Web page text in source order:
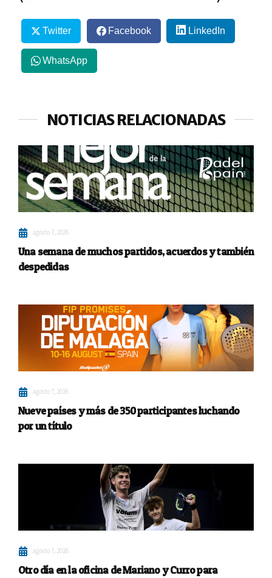
Twitter Facebook LinkedIn
WhatsApp
NOTICIAS RELACIONADAS
agosto 7, 2026
Una semana de muchos partidos, acuerdos y también
despedidas
agosto 7, 2026
Nueve países y más de 350 participantes luchando
por un título
agosto 7, 2026
Otro día en la oficina de Mariano y Curro para